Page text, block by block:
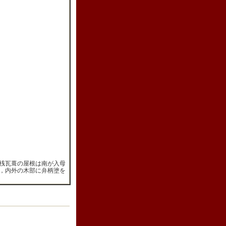
瓦葺の屋根は南が入母
内外の木部に弁柄塗を